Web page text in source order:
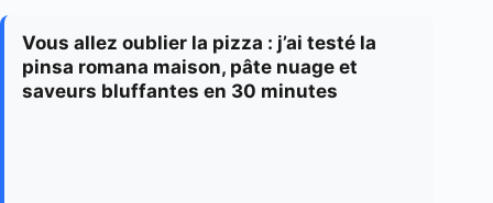
Vous allez oublier la pizza : j’ai testé la
pinsa romana maison, pâte nuage et
saveurs bluffantes en 30 minutes